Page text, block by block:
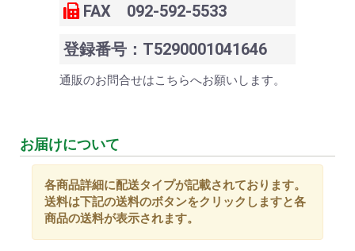
FAX 092-592-5533
登録番号：T5290001041646
通販のお問合せはこちらへお願いします。
お届けについて
各商品詳細に配送タイプが記載されております。
送料は下記の送料のボタンをクリックしますと各
商品の送料が表示されます。